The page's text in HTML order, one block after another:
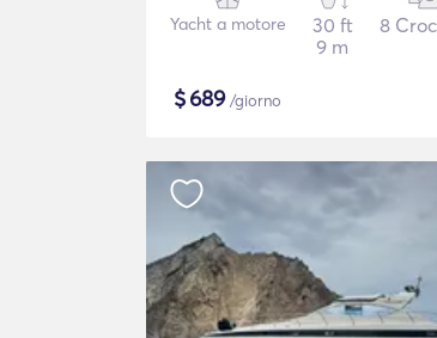
Yacht a motore
30 ft
9 m
8
$689/giorno